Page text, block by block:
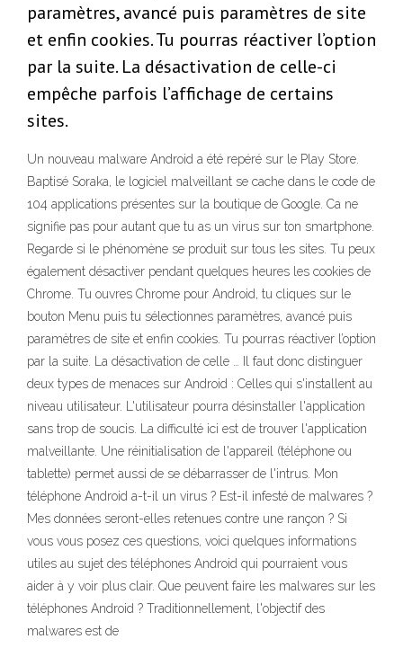
paramètres, avancé puis paramètres de site
et enfin cookies. Tu pourras réactiver l’option
par la suite. La désactivation de celle-ci
empêche parfois l’affichage de certains
sites.
Un nouveau malware Android a été repéré sur le Play Store.
Baptisé Soraka, le logiciel malveillant se cache dans le code de
104 applications présentes sur la boutique de Google. Ca ne
signifie pas pour autant que tu as un virus sur ton smartphone.
Regarde si le phénomène se produit sur tous les sites. Tu peux
également désactiver pendant quelques heures les cookies de
Chrome. Tu ouvres Chrome pour Android, tu cliques sur le
bouton Menu puis tu sélectionnes paramètres, avancé puis
paramètres de site et enfin cookies. Tu pourras réactiver l’option
par la suite. La désactivation de celle … Il faut donc distinguer
deux types de menaces sur Android : Celles qui s'installent au
niveau utilisateur. L'utilisateur pourra désinstaller l'application
sans trop de soucis. La difficulté ici est de trouver l'application
malveillante. Une réinitialisation de l'appareil (téléphone ou
tablette) permet aussi de se débarrasser de l'intrus. Mon
téléphone Android a-t-il un virus ? Est-il infesté de malwares ?
Mes données seront-elles retenues contre une rançon ? Si
vous vous posez ces questions, voici quelques informations
utiles au sujet des téléphones Android qui pourraient vous
aider à y voir plus clair. Que peuvent faire les malwares sur les
téléphones Android ? Traditionnellement, l'objectif des
malwares est de